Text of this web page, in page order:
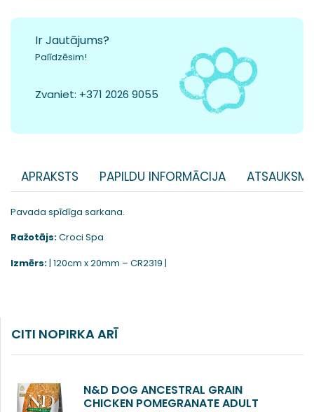
Ir Jautājums?
Palīdzēsim!
Zvaniet: +371 2026 9055
APRAKSTS PAPILDU INFORMĀCIJA
Pavada spīdīga sarkana.
Ražotājs:Croci Spa
Izmērs:| 120cm x 20mm – CR2319 |
CITI NOPIRKA ARĪ
N&D DOG ANCESTRAL GRAIN
CHICKEN POMEGRANATE ADULT